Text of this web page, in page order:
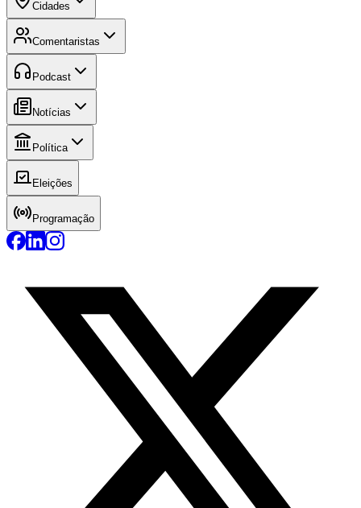
Cidades
Comentaristas
Podcast
Notícias
Política
Eleições
Programação